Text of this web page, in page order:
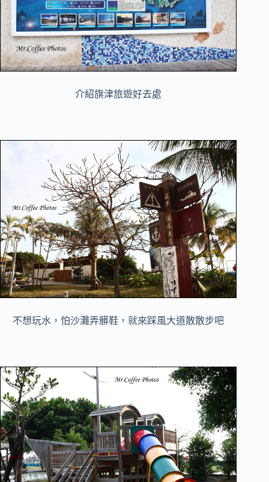
介紹旗津旅遊好去處
不想玩水，怕沙灘弄髒鞋，就來踩風大道散散步吧